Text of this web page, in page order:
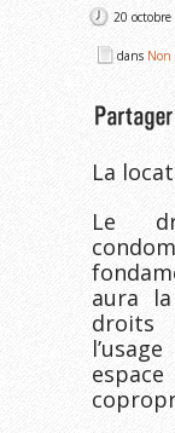
20 octobre
dans Non
La
Le
aura
droits